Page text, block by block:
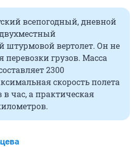
всепогодный, дневной
штурмовой вертолет. Он не
перевозки грузов. Масса
2300
скорость полета
час, а практическая